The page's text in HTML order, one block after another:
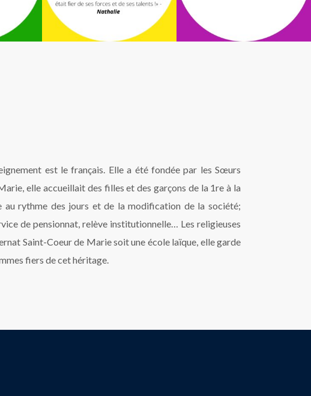
est le français. Elle a été fondée par les Sœurs
elle accueillait des filles et des garçons de la 1re à la
au rythme des jours et de la modification de la société;
de pensionnat, relève institutionnelle… Les religieuses
Saint-Coeur de Marie soit une école laïque, elle garde
fiers de cet héritage.